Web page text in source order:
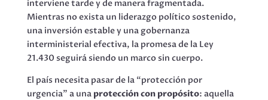
interviene tarde y de manera fragmentada.
Mientras no exista un liderazgo político sostenido,
una inversión estable y una gobernanza
interministerial efectiva, la promesa de la Ley
21.430 seguirá siendo un marco sin cuerpo.
El país necesita pasar de la “protección por
urgencia” a una protección con propósito: aquella